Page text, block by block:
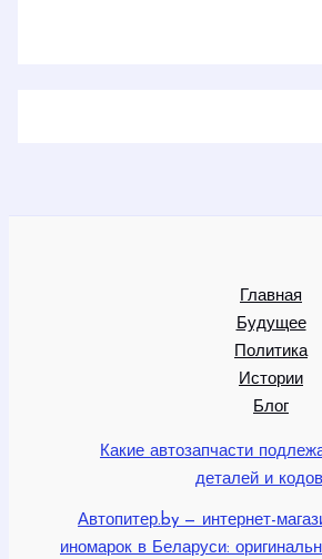
Главная
Будущее
Политика
Истории
Блог
Какие автозапчасти
деталей и
Автопитер.by — интернет-
иномарок в Беларуси: